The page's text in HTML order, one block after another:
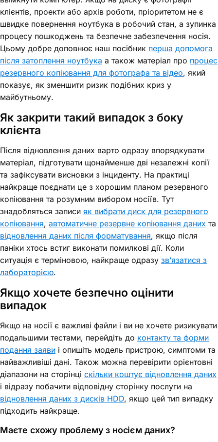
клієнтів, проекти або архів роботи, пріоритетом не є
швидке повернення ноутбука в робочий стан, а зупинка
процесу пошкоджень та безпечне забезпечення носія.
Цьому добре доповнює наш посібник перша допомога
після затоплення ноутбука а також матеріал про процес
резервного копіювання для фотографа та відео, який
показує, як зменшити ризик подібних криз у
майбутньому.
Як закрити такий випадок з боку
клієнта
Після відновлення даних варто одразу впорядкувати
матеріал, підготувати щонайменше дві незалежні копії
та зафіксувати висновки з інциденту. На практиці
найкраще поєднати це з хорошим планом резервного
копіювання та розумним вибором носіїв. Тут
знадобляться записи як вибрати диск для резервного
копіювання, автоматичне резервне копіювання даних та
відновлення даних після форматування, якщо після
паніки хтось встиг виконати помилкові дії. Коли
ситуація є терміновою, найкраще одразу зв’язатися з
лабораторією.
Якщо хочете безпечно оцінити
випадок
Якщо на носії є важливі файли і ви не хочете ризикувати
подальшими тестами, перейдіть до контакту та форми
подання заяви і опишіть модель пристрою, симптоми та
найважливіші дані. Також можна перевірити орієнтовні
діапазони на сторінці скільки коштує відновлення даних
і відразу побачити відповідну сторінку послуги на
відновлення даних з дисків HDD, якщо цей тип випадку
підходить найкраще.
Маєте схожу проблему з носієм даних?